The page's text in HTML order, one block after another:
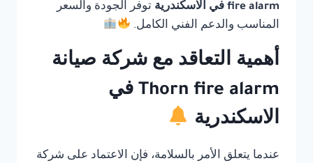
fire alarm في الاسكندرية
توفر الجودة والسعر
المناسب والدعم الفني الكامل.
أهمية التعاقد مع شركة صيانة
Thorn fire alarm في
الاسكندرية
عندما يتعلق الأمر بالسلامة، فإن الاعتماد على شركة